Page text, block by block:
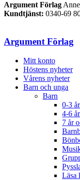
Argument Förlag
Kundtjänst: 0340-69
Argument Förlag
Mitt konto
Höstens nyheter
Vårens nyheter
Barn och unga
Barn
0-3 år
4-6 år
7 år
Läsa